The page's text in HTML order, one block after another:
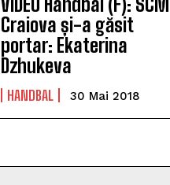
Craiova și-a găsit
portar: Ekaterina
Dzhukeva
HANDBAL 30 Mai 2018